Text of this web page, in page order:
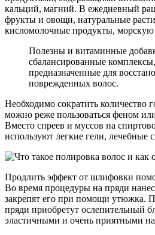
кальций, магний. В ежедневный
фрукты и овощи, натуральные
кисломолочные продукты,
Полезны и витаминные
сбалансированные
предназначенные для
поврежденных волос.
Необходимо сократить количество
можно реже пользоваться феном
Вместо спреев и муссов на
используют легкие гели, лечебные
Продлить эффект от шлифовки
Во время процедуры на пряди
закрепят его при помощи утюжка.
пряди приобретут ослепительный
эластичными и очень приятными